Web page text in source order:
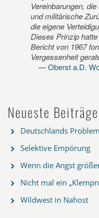
Vereinbarungen,
und militärische
die eigene
Dieses Prinzip
Bericht von 1967
Vergessenheit
Oberst a.D.
Neueste Beiträge
Deutschlands
Selektive Empörung
Wenn die Angst
Nicht mal ein
Wildwest in Nahost